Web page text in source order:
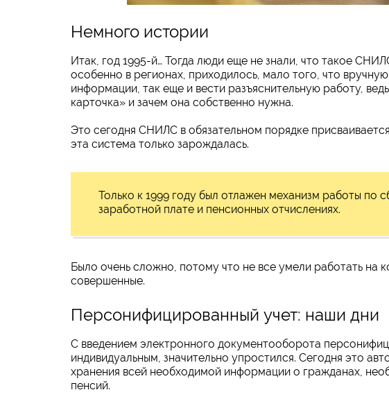
Немного истории
Итак, год 1995-й… Тогда люди еще не знали, что такое
особенно в регионах, приходилось, мало того, что
информации, так еще и вести разъяснительную работу,
карточка» и зачем она собственно нужна.
Это сегодня СНИЛС в обязательном порядке
эта система только зарождалась.
Только к 1999 году был отлажен механизм работы по
заработной плате и пенсионных отчислениях.
Было очень сложно, потому что не все умели работать на
совершенные.
Персонифицированный учет: наши дни
С введением электронного документооборота
индивидуальным, значительно упростился. Сегодня это
хранения всей необходимой информации о гражданах,
пенсий.